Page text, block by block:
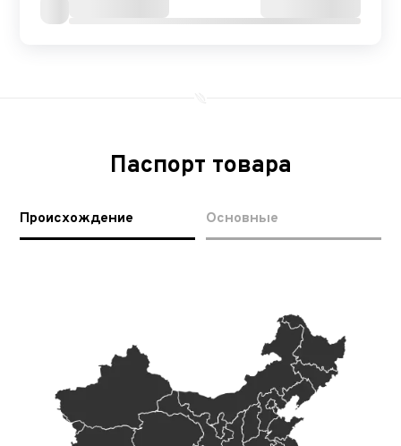
Паспорт товара
Происхождение Основные